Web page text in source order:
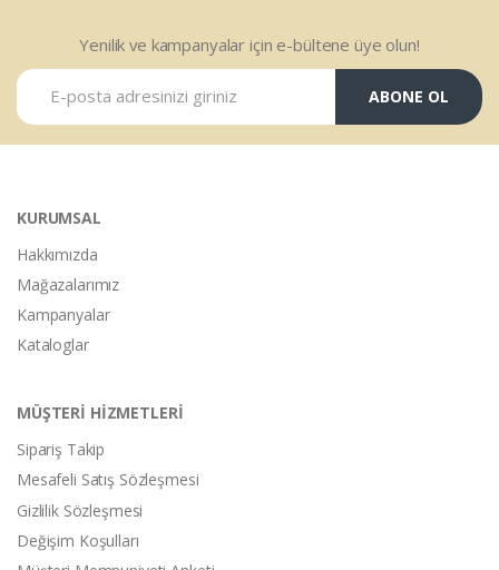
Yenilik ve kampanyalar için e-bültene üye olun!
ABONE OL
KURUMSAL
Hakkımızda
Mağazalarımız
Kampanyalar
Kataloglar
MÜŞTERİ HİZMETLERİ
Sipariş Takip
Mesafeli Satış Sözleşmesi
Gizlilik Sözleşmesi
Değişim Koşulları